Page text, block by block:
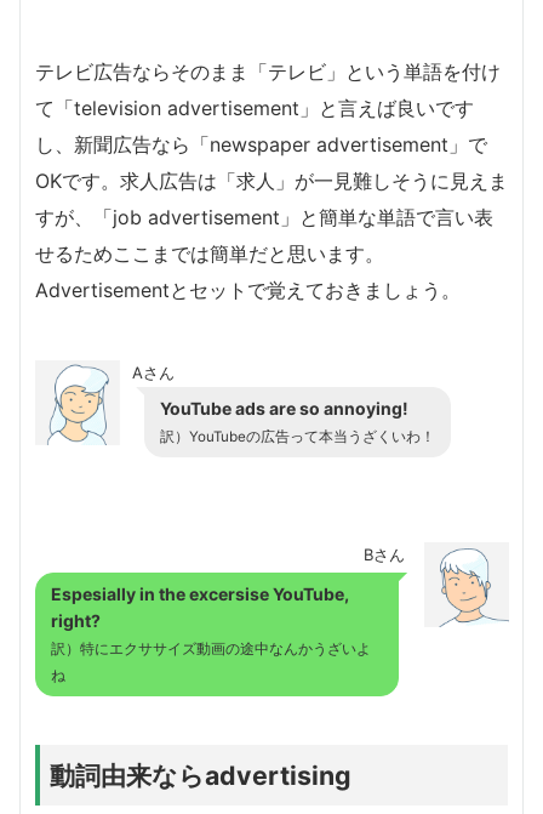
テレビ広告ならそのまま「テレビ」という単語を付け
て「television advertisement」と言えば良いです
し、新聞広告なら「newspaper advertisement」で
OKです。求人広告は「求人」が一見難しそうに見えま
すが、「job advertisement」と簡単な単語で言い表
せるためここまでは簡単だと思います。
Advertisementとセットで覚えておきましょう。
Aさん
YouTube ads are so annoying!
訳）YouTubeの広告って本当うざくいわ！
Bさん
Espesially in the excersise YouTube,
right?
訳）特にエクササイズ動画の途中なんかうざいよ
ね
動詞由来ならadvertising